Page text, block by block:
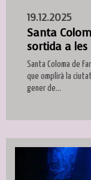
19.12.2025
Santa
sortida a
Santa Coloma de
que omplirà la
gener de...